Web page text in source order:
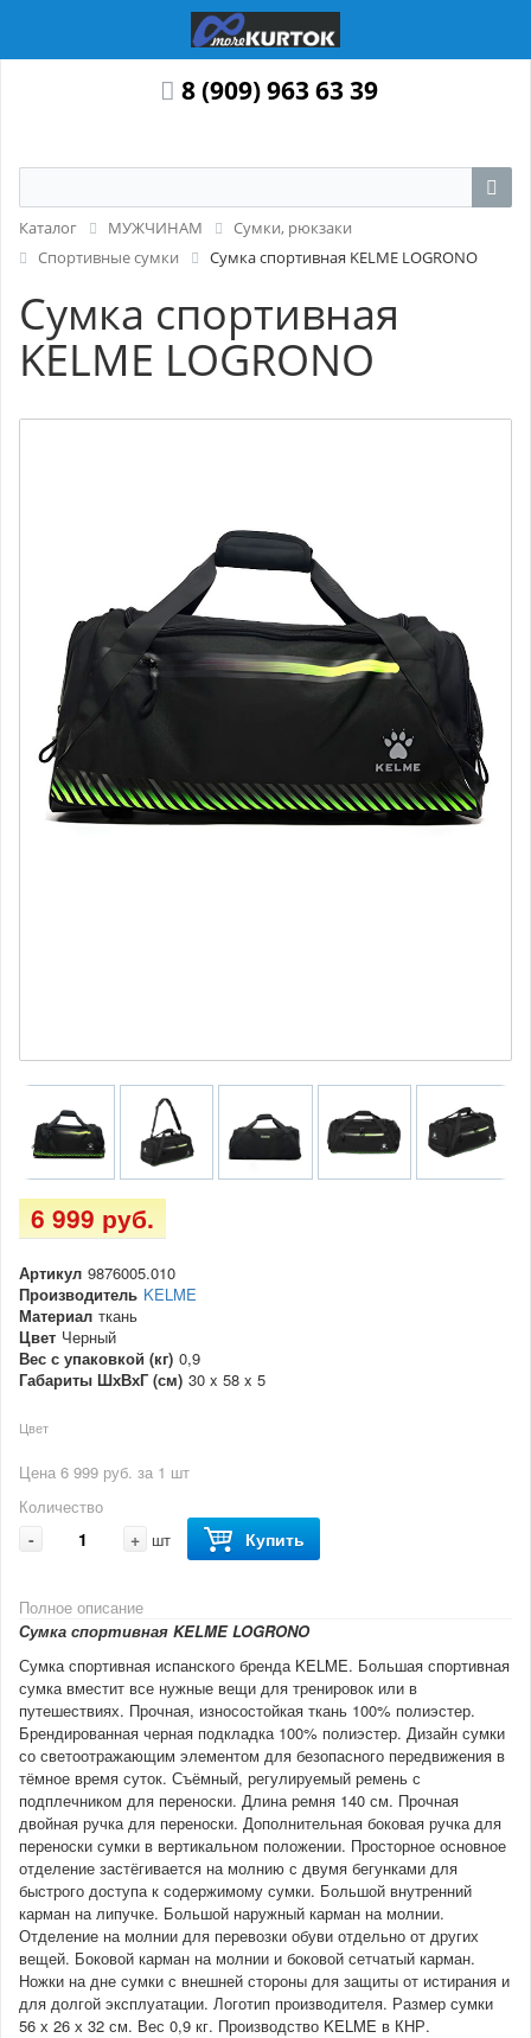
8 (909) 963 63 39
Каталог МУЖЧИНАМ
Сумки, рюкзаки
Спортивные сумки
Сумка спортивная KELME LOGRONO
Сумка спортивная
KELME LOGRONO
6 999 руб.
Артикул 9876005.010
Производитель KELME
Материал ткань
Цвет Черный
Вес с упаковкой (кг) 0,9
Габариты ШхВхГ (см) 30 x 58 x 5
Цвет
Цена 6 999 руб. за 1 шт
Количество
- + шт Купить
Полное описание
Сумка спортивная KELME LOGRONO
Сумка спортивная испанского бренда KELME. Большая спортивная
сумка вместит все нужные вещи для тренировок или в
путешествиях. Прочная, износостойкая ткань 100% полиэстер.
Брендированная черная подкладка 100% полиэстер. Дизайн сумки
со светоотражающим элементом для безопасного передвижения в
тёмное время суток. Съёмный, регулируемый ремень с
подплечником для переноски. Длина ремня 140 см. Прочная
двойная ручка для переноски. Дополнительная боковая ручка для
переноски сумки в вертикальном положении. Просторное основное
отделение застёгивается на молнию с двумя бегунками для
быстрого доступа к содержимому сумки. Большой внутренний
карман на липучке. Большой наружный карман на молнии.
Отделение на молнии для перевозки обуви отдельно от других
вещей. Боковой карман на молнии и боковой сетчатый карман.
Ножки на дне сумки с внешней стороны для защиты от истирания и
для долгой эксплуатации. Логотип производителя. Размер сумки
56 х 26 х 32 см. Вес 0,9 кг. Производство KELME в КНР.